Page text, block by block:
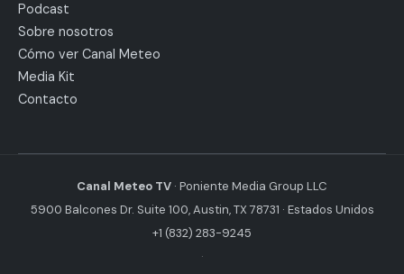
Podcast
Sobre nosotros
Cómo ver Canal Meteo
Media Kit
Contacto
Canal Meteo TV · Poniente Media Group LLC
5900 Balcones Dr. Suite 100, Austin, TX 78731 · Estados Unidos
+1 (832) 283-9245
·